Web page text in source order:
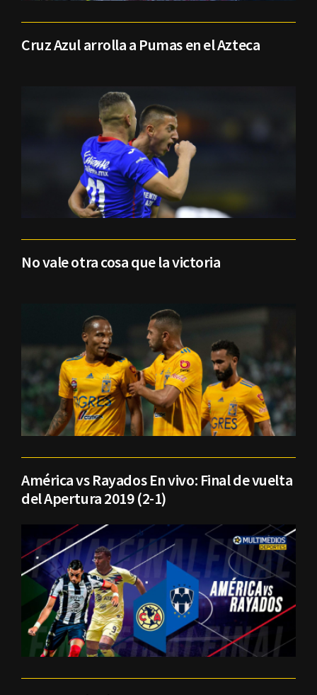
Cruz Azul arrolla a Pumas en el Azteca
No vale otra cosa que la victoria
América vs Rayados En vivo: Final de vuelta
del Apertura 2019 (2-1)